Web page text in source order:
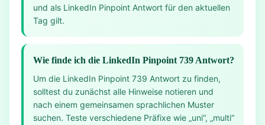
und als LinkedIn Pinpoint Antwort für den aktuellen
Tag gilt.
Wie finde ich die LinkedIn Pinpoint 739 Antwort?
Um die LinkedIn Pinpoint 739 Antwort zu finden,
solltest du zunächst alle Hinweise notieren und
nach einem gemeinsamen sprachlichen Muster
suchen. Teste verschiedene Präfixe wie „uni“, „multi“